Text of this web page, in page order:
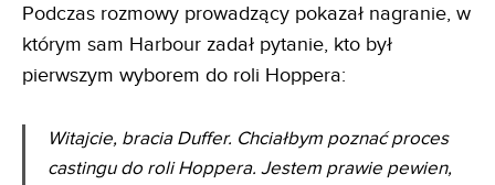
Podczas rozmowy prowadzący pokazał nagranie, w
którym sam Harbour zadał pytanie, kto był
pierwszym wyborem do roli Hoppera:
Witajcie, bracia Duffer. Chciałbym poznać proces
castingu do roli Hoppera. Jestem prawie pewien,